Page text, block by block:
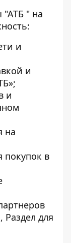
"АТБ " на
и
и
и
на
покупок в
Раздел для